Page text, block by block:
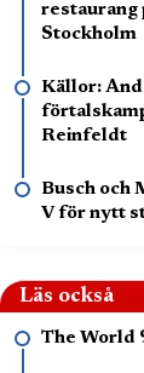
restaurang
Stockholm
Källor:
Reinfeldt
Busch och
V för nytt
Läs också
The World